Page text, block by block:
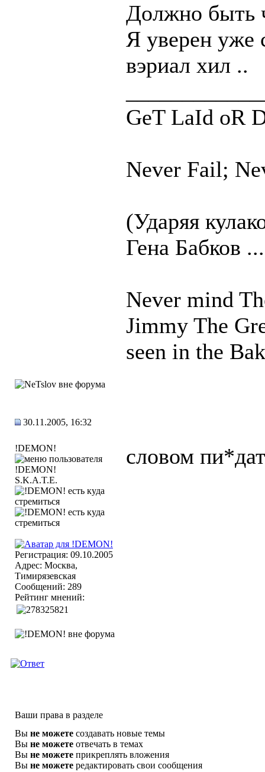
Должно быть
Я уверен уже
вэриал хил ..
GeT LaId oR
Never Fail;
(Ударяя
Гена Бабков
Never mind
Jimmy The
seen in the
30.11.2005, 16:32
!DEMON!
S.K.A.T.E.
Регистрация: 09.10.2005
Адрес: Москва,
Тимирязевская
Сообщений: 289
Рейтинг мнений:
словом
Ваши права в разделе
Вы не можете создавать новые темы
Вы не можете отвечать в темах
Вы не можете прикреплять вложения
Вы не можете редактировать свои сообщения